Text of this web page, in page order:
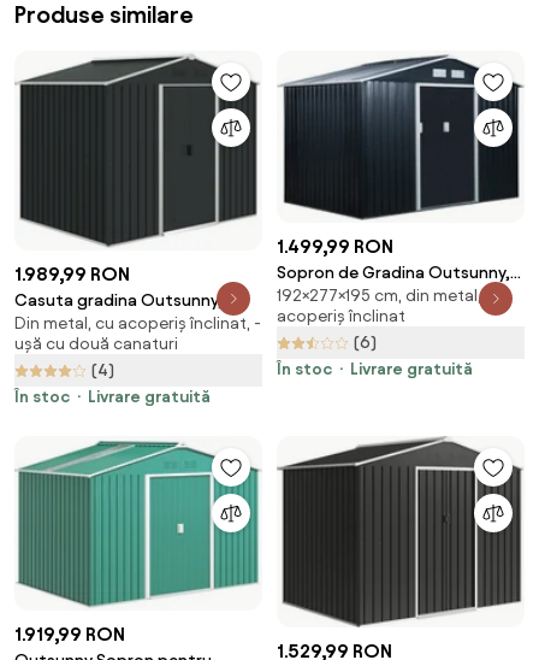
Produse similare
1.989,99 RON
Casuta gradina Outsunny, 2
usi, otel | Aosom Romania
Din metal, cu acoperiș înclinat, -
ușă cu două canaturi
(4)
În stoc
Livrare gratuită
1.499,99 RON
Sopron de Gradina Outsunny,
Usi Duble Glisante, Tabla de
Otel, 277x195x192cm, Gri |
Aosom Romania
192×277×195 cm, din metal, cu
acoperiș înclinat
(6)
În stoc
Livrare gratuită
1.919,99 RON
1.529,99 RON